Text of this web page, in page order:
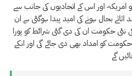
امریکہ اور اس کے اتحادیوں کی جانب سے
بحال ہونے کی امید پیدا ہوگئی ہے ان
کی نئی حکومت ان کی دی گئی شرائط کو پورا
حکومت کو امداد بھی دی جائے گی اور انکے
گے